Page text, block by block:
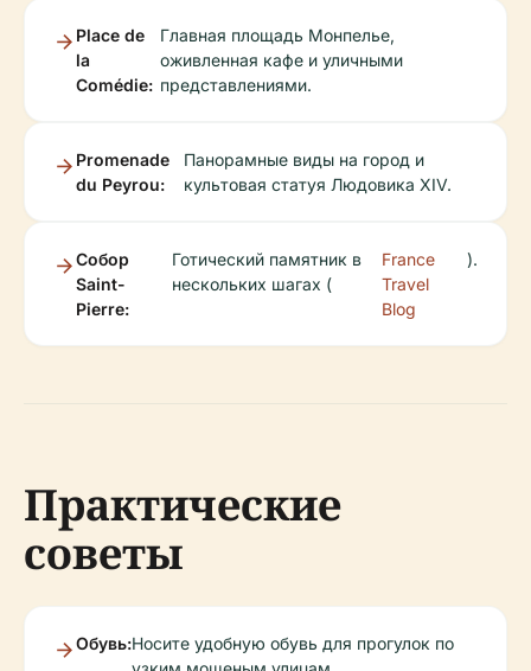
Place de
la
Comédie:
Главная площадь Монпелье,
оживленная кафе и уличными
представлениями.
Promenade
du Peyrou:
Панорамные виды на город и
культовая статуя Людовика XIV.
Собор
Saint-
Pierre:
Готический памятник в
нескольких шагах (
France
Travel
Blog
).
Практические
советы
Обувь:Носите удобную обувь для прогулок по